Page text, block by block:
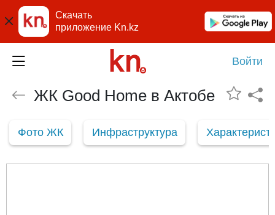
Скачать
приложение Kn.kz
Войти
ЖК Good Home в Актобе
Фото ЖК Инфраструктура